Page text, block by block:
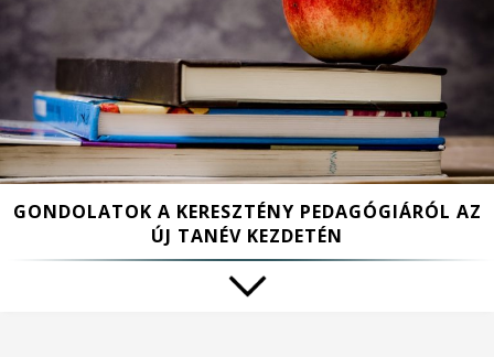
GONDOLATOK A KERESZTÉNY PEDAGÓGIÁRÓL AZ
ÚJ TANÉV KEZDETÉN